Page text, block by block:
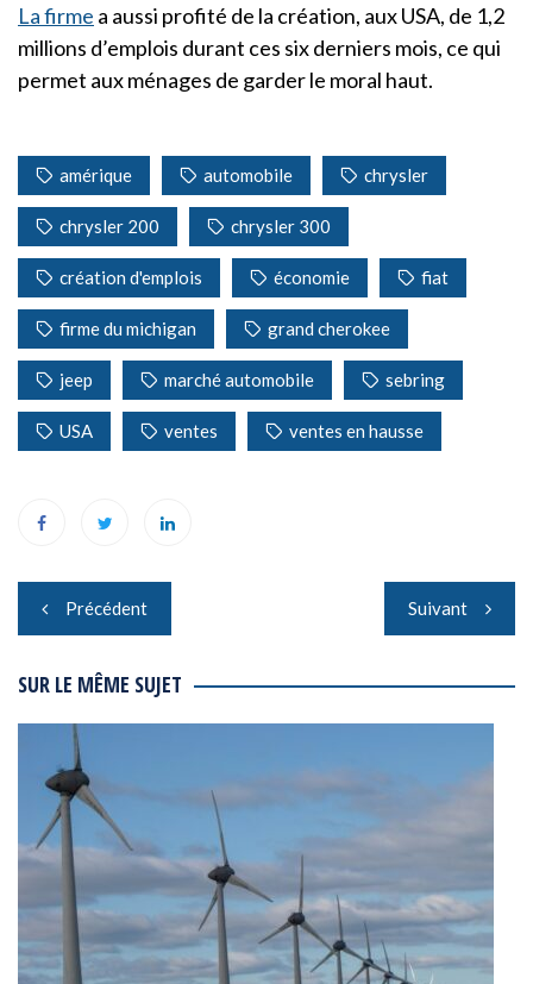
La firme a aussi profité de la création, aux USA, de 1,2
millions d’emplois durant ces six derniers mois, ce qui
permet aux ménages de garder le moral haut.
amérique automobile chrysler
chrysler 200 chrysler 300
création d'emplois économie fiat
firme du michigan grand cherokee
jeep marché automobile sebring
USA ventes ventes en hausse
Navigation
de
l’article
Précédent Suivant
SUR LE MÊME SUJET